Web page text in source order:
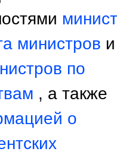
министров и
по
, а также
о